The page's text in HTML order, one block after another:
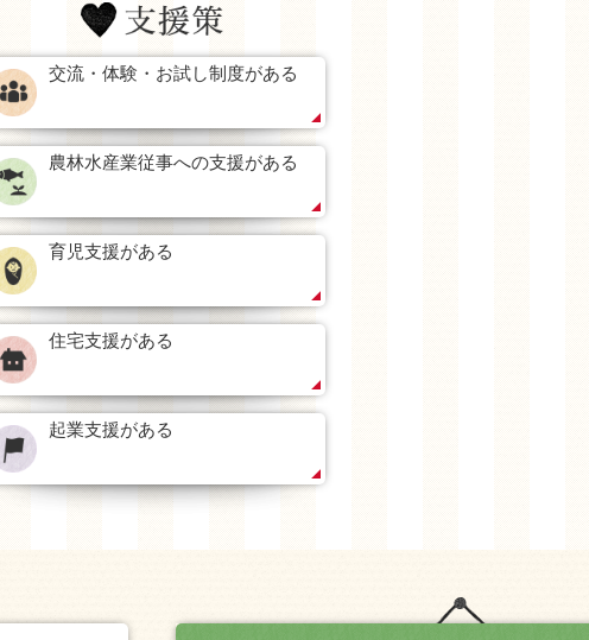
交流・体験・お試し制度がある
農林水産業従事への支援がある
育児支援がある
住宅支援がある
起業支援がある